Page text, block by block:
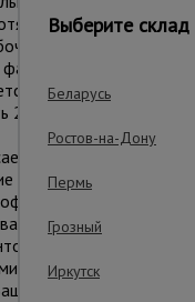
всего срока
площадка
(12 мм):
Это ваша
250 кг: Позволяет
вызов времени
Picante Boya:
вид
время
Интуитивная
гарантия того, что
Выберите склад
Беларусь
Ростов-на-Дону
Пермь
Грозный
Иркутск